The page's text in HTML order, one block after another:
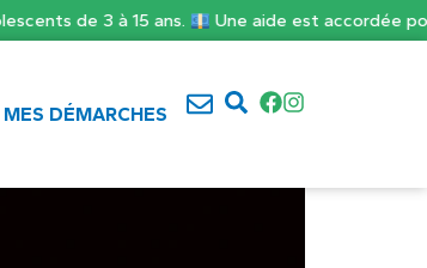
de 3 à 15 ans. Une aide est accordée pour
MES DÉMARCHES